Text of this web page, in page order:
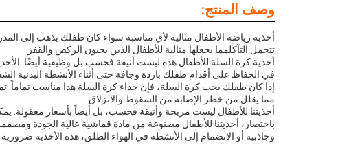
وصف المنتج:
أحذية رياضة الأطفال مثالية لأي مناسبة سواء كان طفلك يذهب إلى
تتحمل التآكلمما يجعلها مثالية للأطفال الذين يحبون الركض والقفز
أحذية كرة السلة للأطفال هذه ليست أنيقة فحسب بل وظيفية أيضًا.
في الحفاظ على أقدام طفلك باردة وجافة حتى أثناء الأنشطة البدنية
إذا كان طفلك يحب كرة السلة، فإن حذاء كرة السلة هذا مناسب تماماً.
مما يقلل من خطر الإصابة من السقوط والانزلاق.
أحذيتنا للأطفال ليست مريحة وأنيقة فحسب، بل أيضاً بأسعار معقولة.
باختصار، أحذيتنا للأطفال مصنوعة من مادة قماشية عالية الجودة
وجاذبية.أو الانضمام إلى الأنشطة في الهواء الطلق، هذه الأحذية